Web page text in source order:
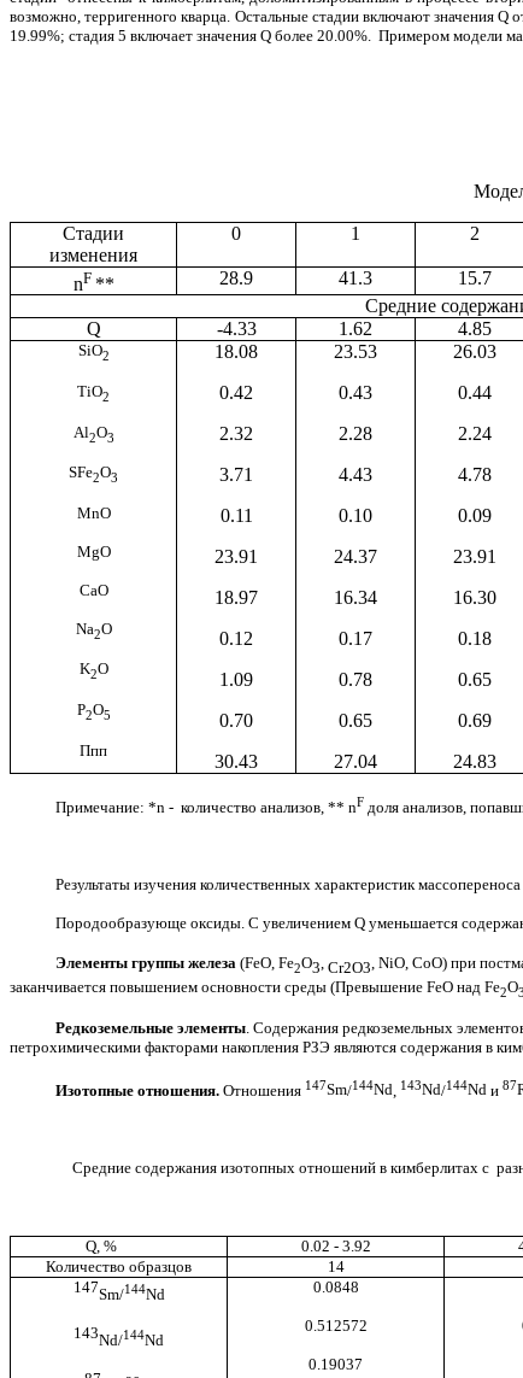
возможно, терригенного кварца. Остальные стадии включают значения
19.99%; стадия 5 включает значения Q более 20.00%. Примером модели
Стадии
изменения
0 1 2
nF ** 28.9 41.3 15.7
Средние
Q
-4.33 1.62 4.85
SiO2
TiO2
Al2O3
SFe2O3
MnO
MgO
CaO
Na2O
K2O
P2O5
Ппп
18.08
0.42
2.32
3.71
0.11
23.91
18.97
0.12
1.09
0.70
30.43
23.53
0.43
2.28
4.43
0.10
24.37
16.34
0.17
0.78
0.65
27.04
26.03
0.44
2.24
4.78
0.09
23.91
16.30
0.18
0.65
0.69
24.83
Примечание: *n - количество анализов, ** nF доля анализов,
Результаты изучения количественных характеристик
Породообразующе оксиды. С увеличением Q уменьшается
Элементы группы железа(FeO, Fe2O3, Cr2O3, NiO, CoO) при
заканчивается повышением основности среды (Превышение FeO над Fe2O3
Редкоземельные элементы. Содержания редкоземельных
петрохимическими факторами накопления РЗЭ являются содержания в
Изотопные отношения. Отношения 147Sm/144Nd, 143Nd/144Ndи 87
Средние содержания изотопных отношений в кимберлитах с
Q, % 0.02 - 3.92
Количество образцов
14
147Sm/144Nd
143Nd/144Nd
0.0848
0.512572
0.19037